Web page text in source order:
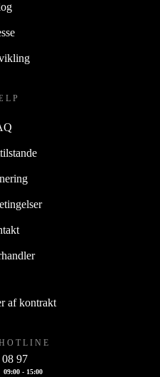
af kontrakt
97
09:00 - 15:00